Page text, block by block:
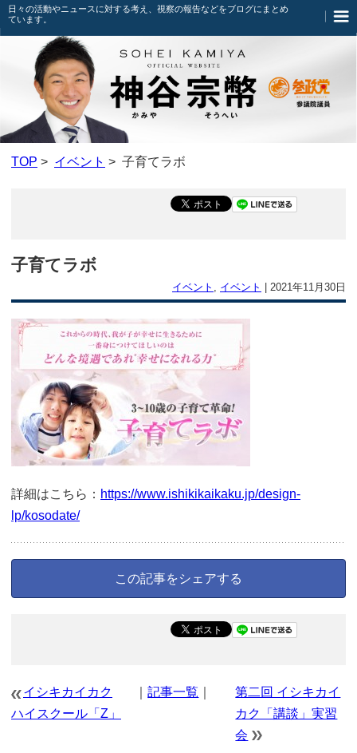
日々の活動やニュースに対する考え、視察の報告などをブログにまとめ
ています。
TOP > イベント > 子育てラボ
子育てラボ
イベント , イベント 2021年11月30日
詳細はこちら： https://www.ishikikaikaku.jp/design-
lp/kosodate/
この記事をシェアする
第二回 イシキカイ
カク「講談」実習
会
｜記事一覧
イシキカイカク
ハイスクール「Z」